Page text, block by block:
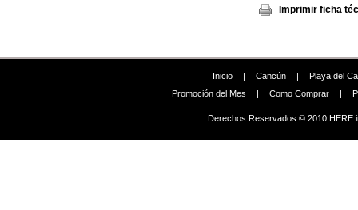
Imprimir ficha
Inicio | Cancún |
Playa del
Promoción del Mes
| Como Comprar |
Derechos Reservados © 2010 HERE